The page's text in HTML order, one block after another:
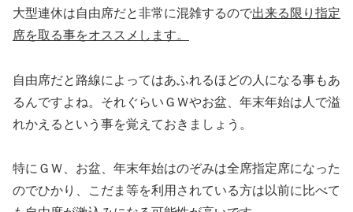
大型連休は自由席だと非常に混雑するので出来る限り指定
席を取る事をオススメします。
自由席だと路線によってはあふれるほどの人になる事もあ
るんですよね。それぐらいＧＷやお盆、年末年始は人で溢
れかえるという事を覚えておきましょう。
特にＧＷ、お盆、年末年始はのぞみは全席指定席になった
のでひかり、こだま等を利用されている方は以前に比べて